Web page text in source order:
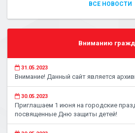
ВСЕ НОВОСТИ
Вниманию
31.05.2023
Внимание! Данный сайт является
30.05.2023
Приглашаем 1 июня на городские
посвященные Дню защиты детей!